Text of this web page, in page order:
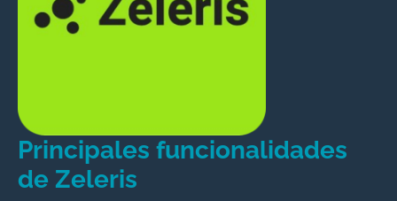
Principales funcionalidades
de Zeleris